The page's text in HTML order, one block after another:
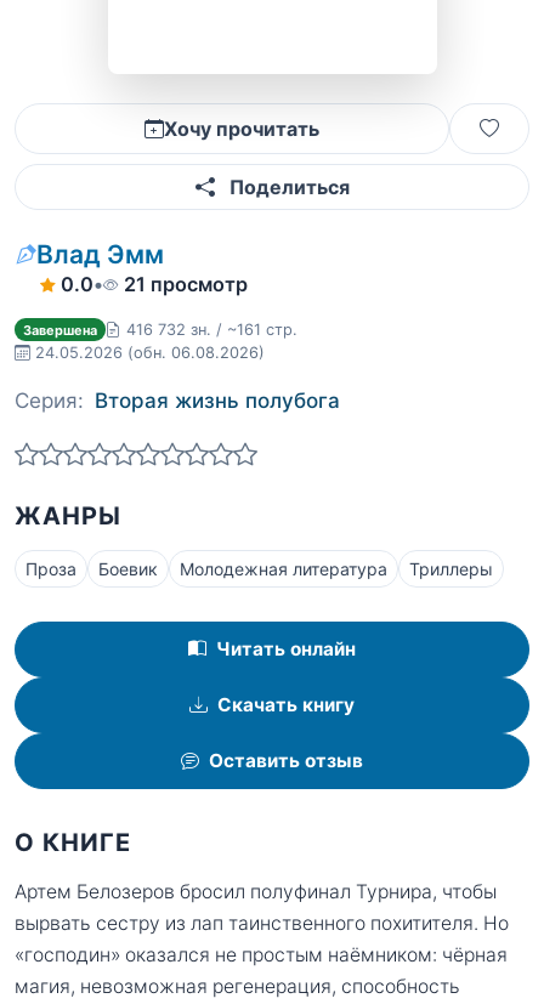
Хочу прочитать
Поделиться
Влад Эмм
0.0• 21 просмотр
Завершена
416 732 зн. / ~161 стр.
24.05.2026 (обн. 06.08.2026)
Серия: Вторая жизнь полубога
ЖАНРЫ
Проза Боевик Молодежная литература Триллеры
Читать онлайн
Скачать книгу
Оставить отзыв
О КНИГЕ
Артем Белозеров бросил полуфинал Турнира, чтобы
вырвать сестру из лап таинственного похитителя. Но
«господин» оказался не простым наёмником: чёрная
магия, невозможная регенерация, способность